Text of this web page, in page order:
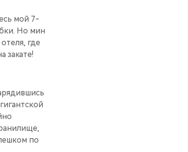
мой 7-
Но мин
где
закате!
по